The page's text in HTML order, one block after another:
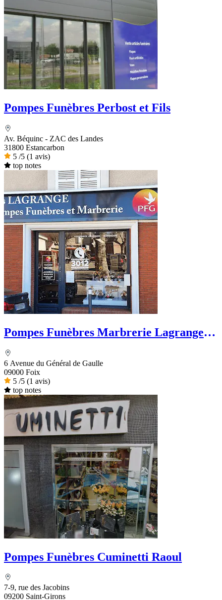
Pompes Funèbres Perbost et Fils
Av. Béquinc - ZAC des Landes
31800 Estancarbon
5 /5 (1 avis)
top notes
Pompes Funèbres Marbrerie Lagrange -
6 Avenue du Général de Gaulle
09000 Foix
5 /5 (1 avis)
top notes
Pompes Funèbres Cuminetti Raoul
7-9, rue des Jacobins
09200 Saint-Girons